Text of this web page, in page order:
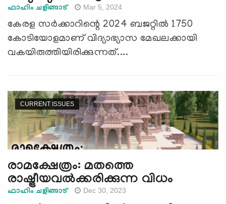
ഫാഹിം ചളിങ്ങാട് Mar 5, 2024
കേരള സര്‍ക്കാറിന്റെ 2024 ബജറ്റില്‍ 1750
കോടിയോളമാണ് വിദ്യാഭ്യാസ മേഖലക്കായി
വകയിരുത്തിയിരിക്കുന്നത്....
CURRENT ISSUES
രാമക്ഷേത്രം: മതത്തെ
രാഷ്ട്രീയവല്‍ക്കരിക്കുന്ന വിധം
ഫാഹിം ചളിങ്ങാട് Dec 30, 2023